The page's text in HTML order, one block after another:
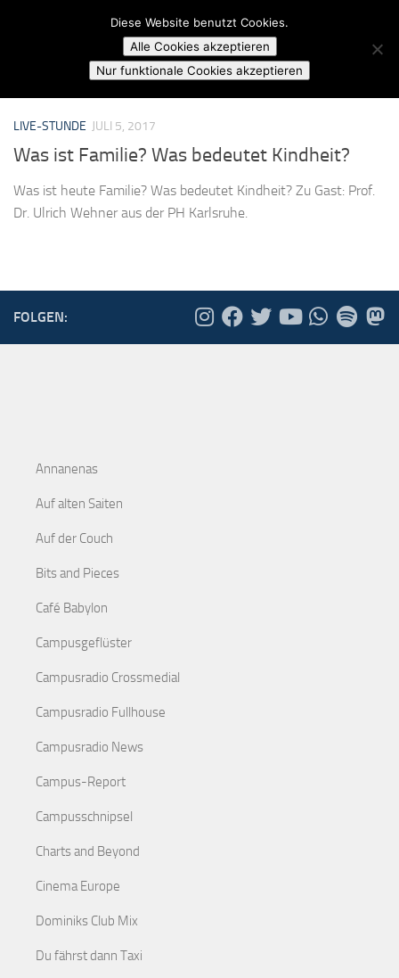
Skip to content
Campusradio Karlsruhe
MARKIERT:KINDHEIT
LIVE-STUNDE JULI 5, 2017
Was ist Familie? Was bedeutet Kindheit?
Was ist heute Familie? Was bedeutet Kindheit? Zu Gast: Prof.
Dr. Ulrich Wehner aus der PH Karlsruhe.
FOLGEN:
Annanenas
Auf alten Saiten
Auf der Couch
Bits and Pieces
Café Babylon
Campusgeflüster
Campusradio Crossmedial
Campusradio Fullhouse
Campusradio News
Campus-Report
Campusschnipsel
Charts and Beyond
Cinema Europe
Dominiks Club Mix
Du fährst dann Taxi
Diese Website benutzt Cookies.
Alle Cookies akzeptieren
Nur funktionale Cookies akzeptieren